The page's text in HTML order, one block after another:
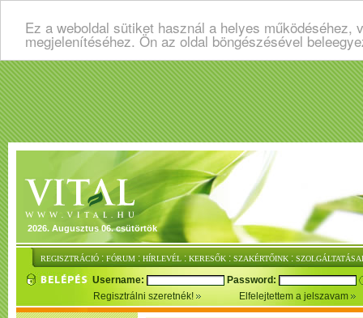
Ez a weboldal sütiket használ a helyes
megjelenítéséhez. Ön az oldal böngészésével
2026. Augusztus 06. csütörtök
REGISZTRÁCIÓ : FÓRUM : HÍRLEVÉL : KERESŐK : SZAKÉRTŐINK :
Username:
Password:
Regisztrálni szeretnék!
Elfelejtettem a jelszavam